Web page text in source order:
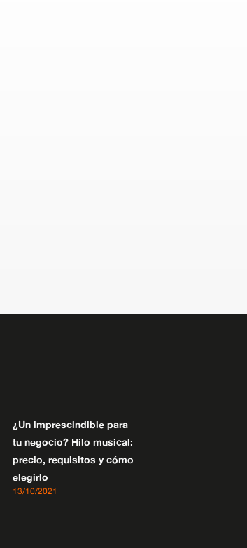
¿Un imprescindible para
tu negocio? Hilo musical:
precio, requisitos y cómo
elegirlo
13/10/2021